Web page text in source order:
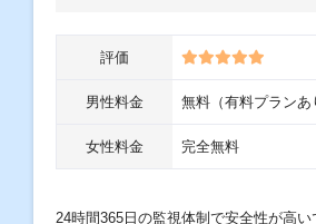
評価
男性料金 無料（有料プランあ
女性料金 完全無料
24時間365日の監視体制で安全性が高い